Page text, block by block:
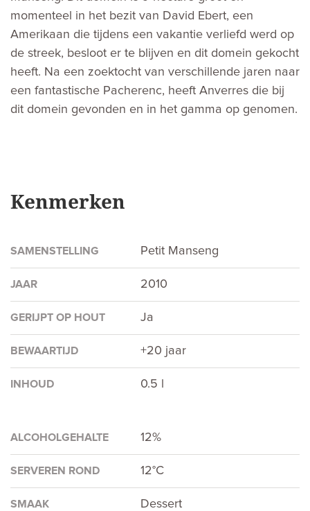
momenteel in het bezit van David Ebert, een
Amerikaan die tijdens een vakantie verliefd werd op
de streek, besloot er te blijven en dit domein gekocht
heeft. Na een zoektocht van verschillende jaren naar
een fantastische Pacherenc, heeft Anverres die bij
dit domein gevonden en in het gamma op genomen.
Kenmerken
SAMENSTELLING Petit Manseng
JAAR 2010
GERIJPT OP HOUT Ja
BEWAARTIJD +20 jaar
INHOUD 0.5 l
ALCOHOLGEHALTE 12%
SERVEREN ROND 12°C
SMAAK Dessert